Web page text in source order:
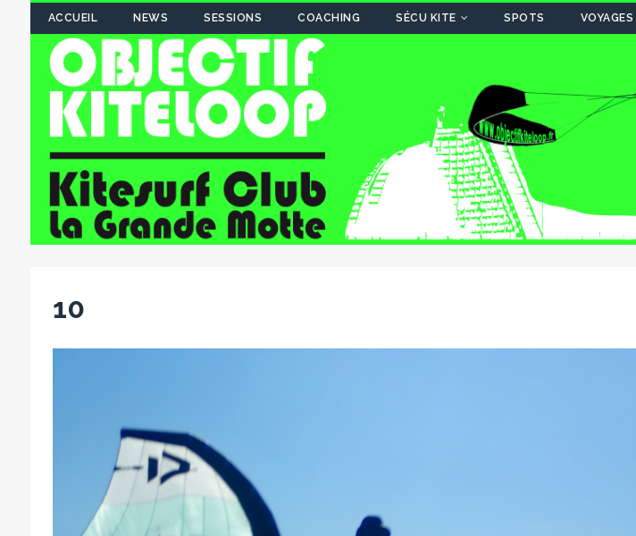
ACCUEIL NEWS SESSIONS COACHING SÉCU KITE SPOTS VOYAGES
10